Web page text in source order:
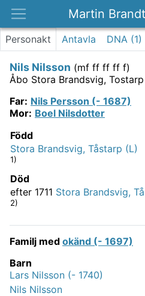
Martin
Platser
Om
Kontakt
Personakt Antavla DNA (1)
Nils Nilsson (mf ff ff ff f)
Åbo Stora Brandsvig,
Far: Nils Persson (- 1687)
Mor: Boel Nilsdotter
Född
Stora Brandsvig, Tåstarp (L)
1)
Död
efter 1711 Stora Brandsvig,
2)
Familj med okänd (- 1697)
Barn
Lars Nilsson (- 1740)
Nils Nilsson